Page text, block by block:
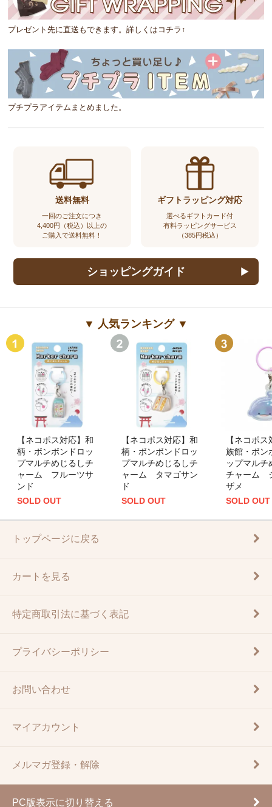
プレゼント先に直送もできます。詳しくはコチラ↑
プチプラアイテムまとめました。
送料無料
一回のご注文につき
4,400円（税込）以上の
ご購入で送料無料！
ギフトラッピング対応
選べるギフトカード付
有料ラッピングサービス
（385円税込）
ショッピングガイド
▼ 人気ランキング ▼
【ネコポス対応】和
柄・ボンボンドロッ
プマルチめじるしチ
ャーム フルーツサ
ンド
SOLD OUT
【ネコポス対応】和
柄・ボンボンドロッ
プマルチめじるしチ
ャーム タマゴサン
ド
SOLD OUT
【ネコポ
族館・ボン
ップマルチ
チャーム
ザメ
SOLD OUT
トップページに戻る
カートを見る
特定商取引法に基づく表記
プライバシーポリシー
お問い合わせ
マイアカウント
メルマガ登録・解除
PC版表示に切り替える